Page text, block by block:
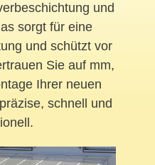
und
sorgt für eine
und schützt vor
Sie auf mm,
Ihrer neuen
schnell und